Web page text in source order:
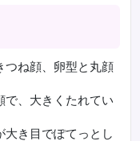
つね顔、卵型と丸顔
で、大きくたれてい
大き目でぽてっとし